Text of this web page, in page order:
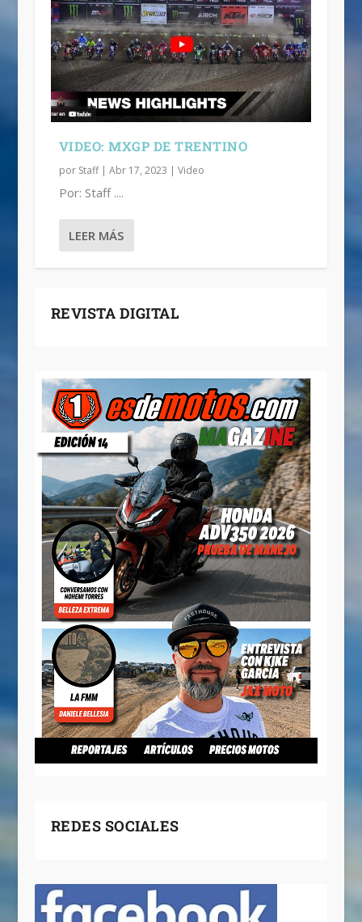
VIDEO: MXGP DE TRENTINO
por Staff| Abr 17, 2023 | Video
Por: Staff ....
LEER MÁS
REVISTA DIGITAL
REDES SOCIALES